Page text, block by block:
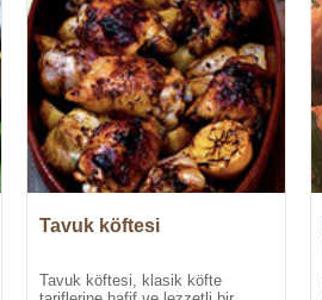
Tavuk köftesi
Tavuk köftesi, klasik köfte